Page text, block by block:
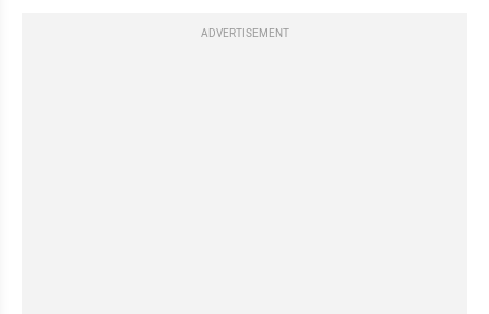
ADVERTISEMENT